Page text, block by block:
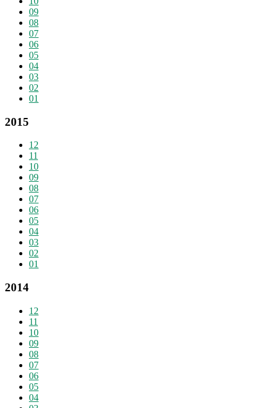
09
08
07
06
05
04
03
02
01
2015
12
11
10
09
08
07
06
05
04
03
02
01
2014
12
11
10
09
08
07
06
05
04